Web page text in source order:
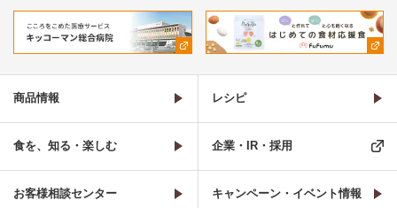
商品情報 レシピ
食を、知る・楽しむ 企業・IR・採用
お客様相談センター キャンペーン・イベント情報